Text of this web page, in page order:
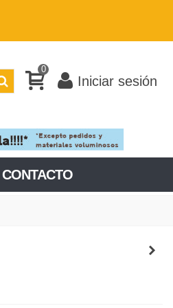
0
Iniciar sesión
CONTACTO